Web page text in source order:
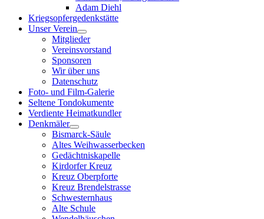
Adam Diehl
Kriegsopfergedenkstätte
Unser Verein
Mitglieder
Vereinsvorstand
Sponsoren
Wir über uns
Datenschutz
Foto- und Film-Galerie
Seltene Tondokumente
Verdiente Heimatkundler
Denkmäler
Bismarck-Säule
Altes Weihwasserbecken
Gedächtniskapelle
Kirdorfer Kreuz
Kreuz Oberpforte
Kreuz Brendelstrasse
Schwesternhaus
Alte Schule